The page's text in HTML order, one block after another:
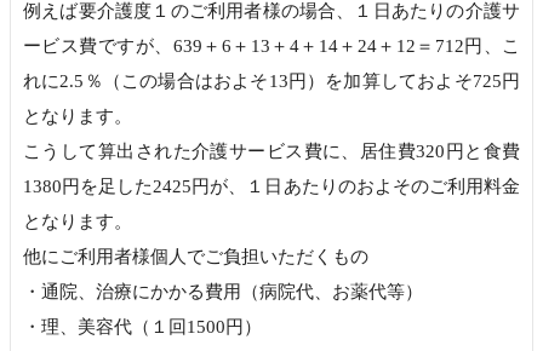
例えば要介護度１のご利用者様の場合、１日あたりの介護サ
ービス費ですが、639＋6＋13＋4＋14＋24＋12＝712円、こ
れに2.5％（この場合はおよそ13円）を加算しておよそ725円
となります。
こうして算出された介護サービス費に、居住費320円と食費
1380円を足した2425円が、１日あたりのおよそのご利用料金
となります。
他にご利用者様個人でご負担いただくもの
・通院、治療にかかる費用（病院代、お薬代等）
・理、美容代（１回1500円）